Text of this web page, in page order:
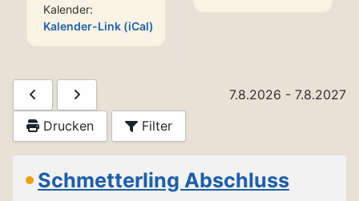
Kalender:
Kalender-Link (iCal)
7.8.2026 - 7.8.2027
Drucken
Filter
Schmetterling Abschluss